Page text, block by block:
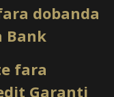
și protecție
efect oglindă de